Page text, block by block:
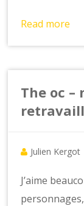
Read more
The oc –
Julien Kergot
J’aime